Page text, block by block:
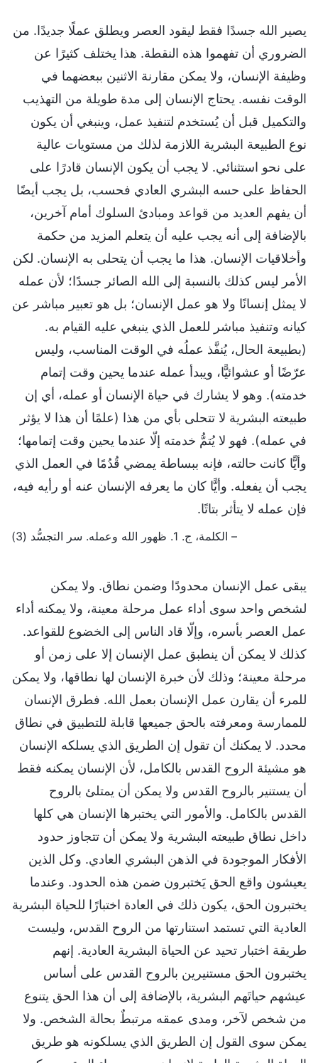
يصير الله جسدًا فقط ليقود العصر ويطلق عملًا جديدًا. من
الضروري أن تفهموا هذه النقطة. هذا يختلف كثيرًا عن
وظيفة الإنسان، ولا يمكن مقارنة الاثنين ببعضهما في
الوقت نفسه. يحتاج الإنسان إلى مدة طويلة من التهذيب
والتكميل قبل أن يُستخدم لتنفيذ عمل، وينبغي أن يكون
نوع الطبيعة البشرية اللازمة لذلك من مستويات عالية
على نحو استثنائي. لا يجب أن يكون الإنسان قادرًا على
الحفاظ على حسه البشري العادي فحسب، بل يجب أيضًا
أن يفهم العديد من قواعد ومبادئ السلوك أمام آخرين،
بالإضافة إلى أنه يجب عليه أن يتعلم المزيد من حكمة
وأخلاقيات الإنسان. هذا ما يجب أن يتحلى به الإنسان. لكن
الأمر ليس كذلك بالنسبة إلى الله الصائر جسدًا؛ لأن عمله
لا يمثل إنسانًا ولا هو عمل الإنسان؛ بل هو تعبير مباشر عن
كيانه وتنفيذ مباشر للعمل الذي ينبغي عليه القيام به.
(بطبيعة الحال، يُنفَّذ عملُه في الوقت المناسب، وليس
عرّضًا أو عشوائيًّا، ويبدأ عمله عندما يحين وقت إتمام
خدمته). وهو لا يشارك في حياة الإنسان أو عمله، أي إن
طبيعته البشرية لا تتحلى بأي من هذا (علمًا أن هذا لا يؤثر
في عمله). فهو لا يُتمُّ خدمته إلّا عندما يحين وقت إتمامها؛
وأيًّا كانت حالته، فإنه ببساطة يمضي قُدُمًا في العمل الذي
يجب أن يفعله. وأيًّا كان ما يعرفه الإنسان عنه أو رأيه فيه،
فإن عمله لا يتأثر بتاتًا.
– الكلمة، ج. 1. ظهور الله وعمله. سر التجسُّد (3)
يبقى عمل الإنسان محدودًا وضمن نطاق. ولا يمكن
لشخص واحد سوى أداء عمل مرحلة معينة، ولا يمكنه أداء
عمل العصر بأسره، وإلّا قاد الناس إلى الخضوع للقواعد.
كذلك لا يمكن أن ينطبق عمل الإنسان إلا على زمن أو
مرحلة معينة؛ وذلك لأن خبرة الإنسان لها نطاقها، ولا يمكن
للمرء أن يقارن عمل الإنسان بعمل الله. فطرق الإنسان
للممارسة ومعرفته بالحق جميعها قابلة للتطبيق في نطاق
محدد. لا يمكنك أن تقول إن الطريق الذي يسلكه الإنسان
هو مشيئة الروح القدس بالكامل، لأن الإنسان يمكنه فقط
أن يستنير بالروح القدس ولا يمكن أن يمتلئ بالروح
القدس بالكامل. والأمور التي يختبرها الإنسان هي كلها
داخل نطاق طبيعته البشرية ولا يمكن أن تتجاوز حدود
الأفكار الموجودة في الذهن البشري العادي. وكل الذين
يعيشون واقع الحق يَختبرون ضمن هذه الحدود. وعندما
يختبرون الحق، يكون ذلك في العادة اختبارًا للحياة البشرية
العادية التي تستمد استنارتها من الروح القدس، وليست
طريقة اختبار تحيد عن الحياة البشرية العادية. إنهم
يختبرون الحق مستنيرين بالروح القدس على أساس
عيشهم حياتَهم البشرية، بالإضافة إلى أن هذا الحق يتنوع
من شخص لآخر، ومدى عمقه مرتبطٌ بحالة الشخص. ولا
يمكن سوى القول إن الطريق الذي يسلكونه هو طريق